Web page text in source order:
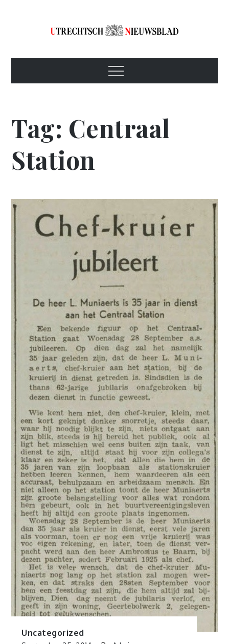
Utrechtsch
Nieuwsblad
1893-1967
Menu
Tag: Centraal
Station
Uncategorized